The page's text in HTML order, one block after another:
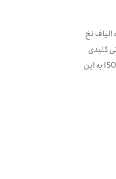
الیاف نخ
کلیدی
۹۰۰۱ ISO ۱۰۰۰۲ ISO ۴۵۰۰۱، ISO ۱۴۰۰۱، ISO و ۱۰۰۰۴ ISO به این